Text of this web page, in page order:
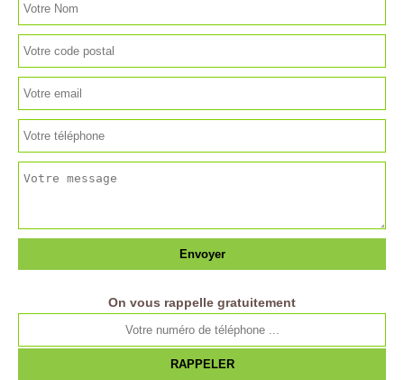
On vous rappelle gratuitement